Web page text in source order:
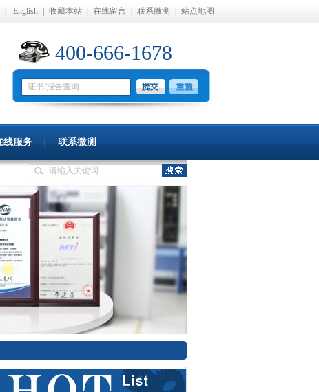
English 收藏本站 在线留言 联系微测 站点地图
400-666-1678
线服务 联系微测